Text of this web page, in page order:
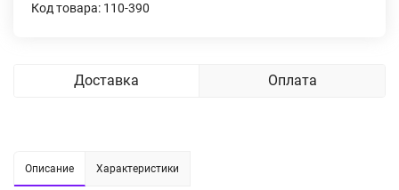
Код товара: 110-390
Доставка Оплата
Описание Характеристики